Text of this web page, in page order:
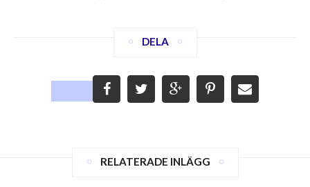
DELA
RELATERADE INLÄGG